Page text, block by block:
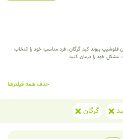
پیوند کبد گرگان، فرد مناسب خود را انتخاب
مشکل خود را درمان کنید.
حذف همه فیلترها
گرگان